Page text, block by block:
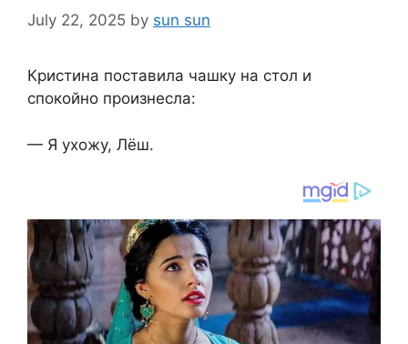
July 22, 2025 by sun sun
Кристина поставила чашку на стол и
спокойно произнесла:
— Я ухожу, Лёш.